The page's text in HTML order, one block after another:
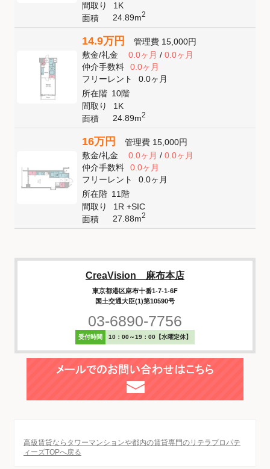
間取り
1K
面積
24.89m2
14.9万円 管理費 15,000円
敷金/礼金 0.0ヶ月/ 0.0ヶ月
仲介手数料
0.0ヶ月
フリーレント
0.0ヶ月
所在階 10階
間取り
1K
面積
24.89m2
16万円 管理費 15,000円
敷金/礼金 0.0ヶ月/ 0.0ヶ月
仲介手数料
0.0ヶ月
フリーレント
0.0ヶ月
所在階 11階
間取り
1R +SIC
面積
27.88m2
CreaVision 麻布本店
東京都港区麻布十番1-7-1-6F
国土交通大臣(1)第10590号
03-6890-7756
受付時間 10：00～19：00【水曜定休】
高級賃貸ならタワーマンションや都内の賃貸専門のリテラプロパテ
ィーズTOPへ戻る